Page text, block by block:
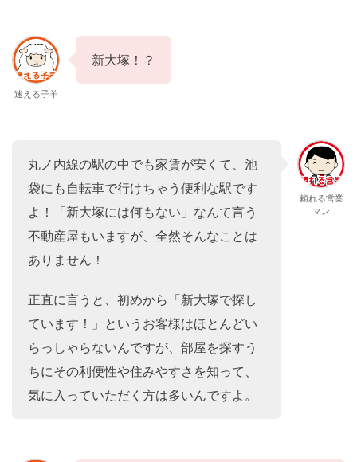
迷える子羊
新大塚！？
丸ノ内線の駅の中でも家賃が安くて、池
袋にも自転車で行けちゃう便利な駅です
よ！「新大塚には何もない」なんて言う
不動産屋もいますが、全然そんなことは
ありません！
正直に言うと、初めから「新大塚で探し
ています！」というお客様はほとんどい
らっしゃらないんですが、部屋を探すう
ちにその利便性や住みやすさを知って、
気に入っていただく方は多いんですよ。
頼れる営業
マン